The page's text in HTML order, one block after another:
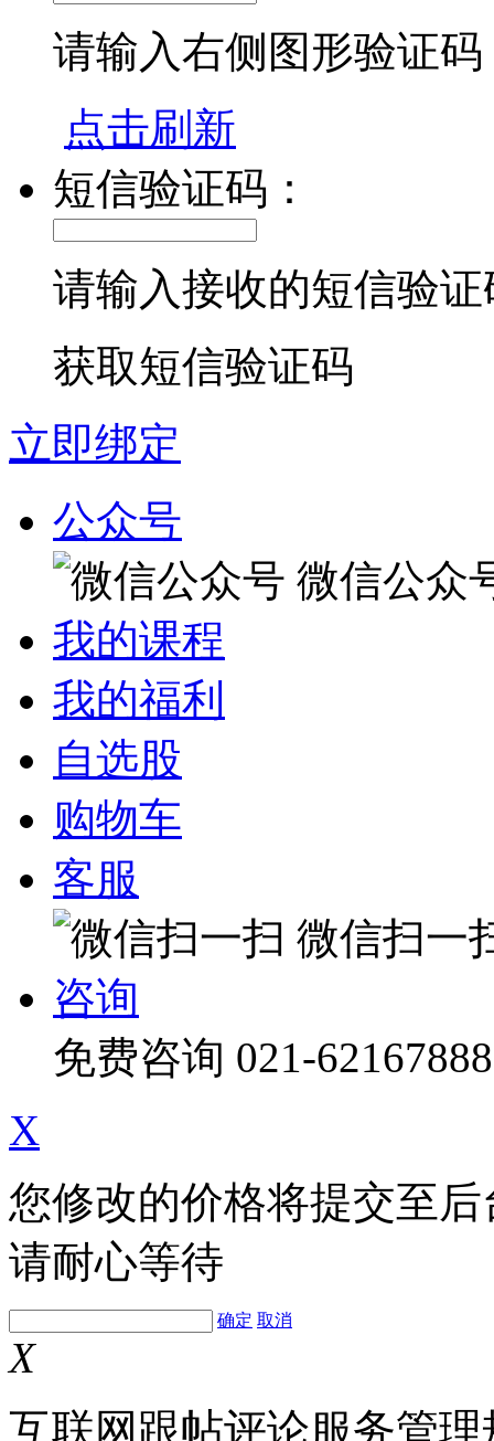
请输入右侧图形验证码
点击刷新
短信验证码：
请输入接收的短信验证
获取短信验证码
立即绑定
公众号
微信公众
我的课程
我的福利
自选股
购物车
客服
微信扫一
咨询
免费咨询 021-62167888
X
您修改的价格将提交至
请耐心等待
确定 取消
X
互联网跟帖评论服务管理